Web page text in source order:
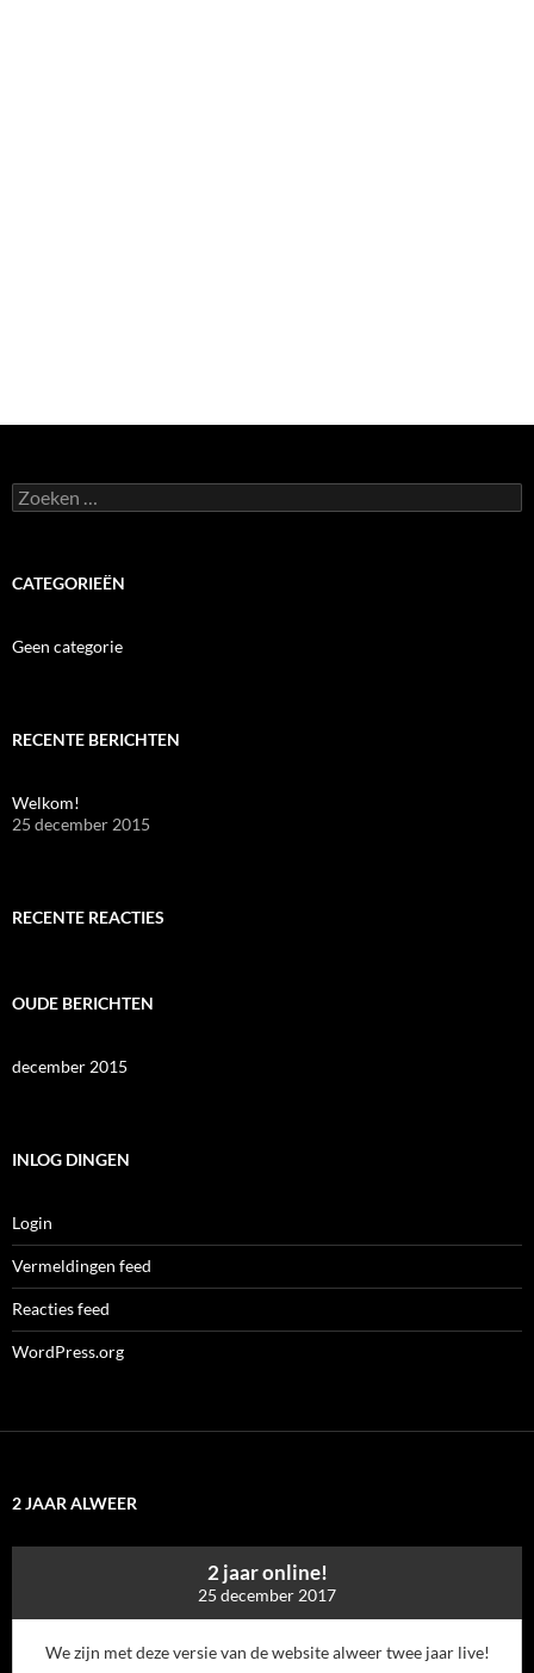
Zoeken
naar:
CATEGORIEËN
Geen categorie
RECENTE BERICHTEN
Welkom!
25 december 2015
RECENTE REACTIES
OUDE BERICHTEN
december 2015
INLOG DINGEN
Login
Vermeldingen feed
Reacties feed
WordPress.org
2 JAAR ALWEER
2 jaar online!
25 december 2017
We zijn met deze versie van de website alweer twee jaar live!